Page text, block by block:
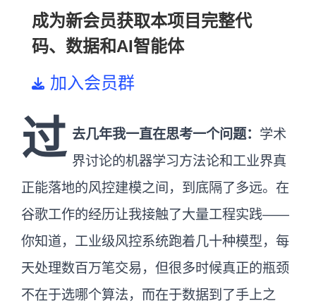
成为新会员获取本项目完整代
码、数据和AI智能体
加入会员群
过 去几年我一直在思考一个问题： 学术
界讨论的机器学习方法论和工业界真
正能落地的风控建模之间，到底隔了多远。在
谷歌工作的经历让我接触了大量工程实践——
你知道，工业级风控系统跑着几十种模型，每
天处理数百万笔交易，但很多时候真正的瓶颈
不在于选哪个算法，而在于数据到了手上之